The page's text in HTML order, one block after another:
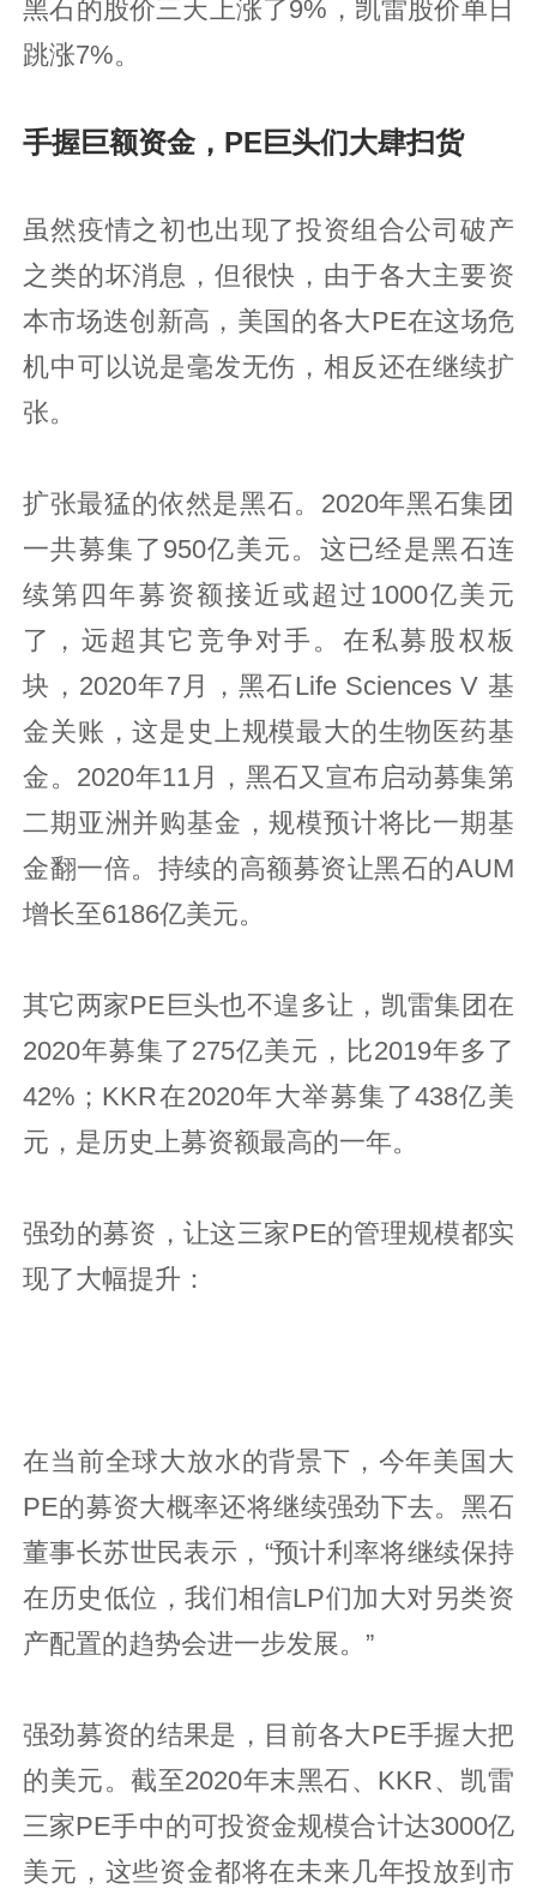
黑石的股价三天上涨了9%，凯雷股价单日
跳涨7%。
手握巨额资金，PE巨头们大肆扫货
虽然疫情之初也出现了投资组合公司破产
之类的坏消息，但很快，由于各大主要资
本市场迭创新高，美国的各大PE在这场危
机中可以说是毫发无伤，相反还在继续扩
张。
扩张最猛的依然是黑石。2020年黑石集团
一共募集了950亿美元。这已经是黑石连
续第四年募资额接近或超过1000亿美元
了，远超其它竞争对手。在私募股权板
块，2020年7月，黑石Life Sciences V 基
金关账，这是史上规模最大的生物医药基
金。2020年11月，黑石又宣布启动募集第
二期亚洲并购基金，规模预计将比一期基
金翻一倍。持续的高额募资让黑石的AUM
增长至6186亿美元。
其它两家PE巨头也不遑多让，凯雷集团在
2020年募集了275亿美元，比2019年多了
42%；KKR在2020年大举募集了438亿美
元，是历史上募资额最高的一年。
强劲的募资，让这三家PE的管理规模都实
现了大幅提升：
在当前全球大放水的背景下，今年美国大
PE的募资大概率还将继续强劲下去。黑石
董事长苏世民表示，“预计利率将继续保持
在历史低位，我们相信LP们加大对另类资
产配置的趋势会进一步发展。”
强劲募资的结果是，目前各大PE手握大把
的美元。截至2020年末黑石、KKR、凯雷
三家PE手中的可投资金规模合计达3000亿
美元，这些资金都将在未来几年投放到市